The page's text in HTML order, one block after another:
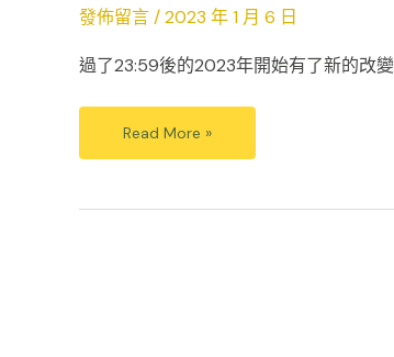
發佈留言/2023 年 1 月 6 日
過了23:59後的2023年開始有了新的改變
Read More »